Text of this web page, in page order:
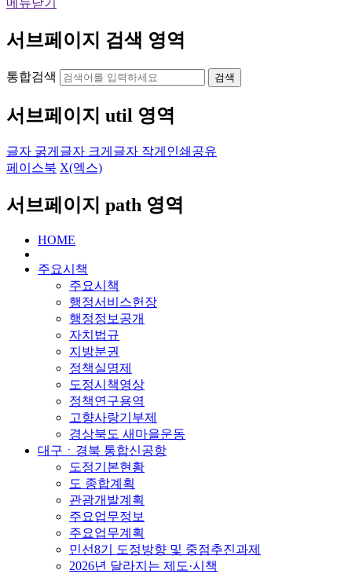
메뉴닫기
서브페이지 검색 영역
통합검색 검색
서브페이지 util 영역
글자 굵게 글자 크게 글자 작게 인쇄 공유
페이스북 X(엑스)
서브페이지 path 영역
HOME
주요시책
주요시책
행정서비스헌장
행정정보공개
자치법규
지방분권
정책실명제
도정시책영상
정책연구용역
고향사랑기부제
경상북도 새마을운동
대구ㆍ경북 통합신공항
도정기본현황
도 종합계획
관광개발계획
주요업무정보
주요업무계획
민선8기 도정방향 및 중점추진과제
2026년 달라지는 제도·시책